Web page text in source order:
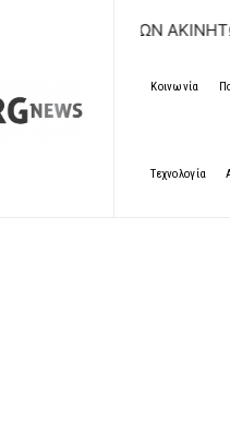
ΑΚΙΝΗΤΩΝ &
Κοινωνία
Τεχνολογία